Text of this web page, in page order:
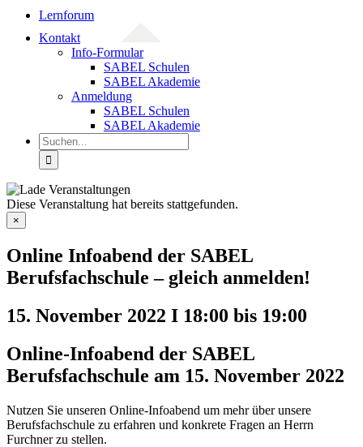
Lernforum
Kontakt
Info-Formular
SABEL Schulen
SABEL Akademie
Anmeldung
SABEL Schulen
SABEL Akademie
Suche
nach:
Diese Veranstaltung hat bereits stattgefunden.
×
Online Infoabend der SABEL
Berufsfachschule – gleich anmelden!
15. November 2022 I 18:00 bis 19:00
Online-Infoabend der SABEL
Berufsfachschule am 15. November 2022
Nutzen Sie unseren Online-Infoabend um mehr über unsere
Berufsfachschule zu erfahren und konkrete Fragen an Herrn
Furchner zu stellen.